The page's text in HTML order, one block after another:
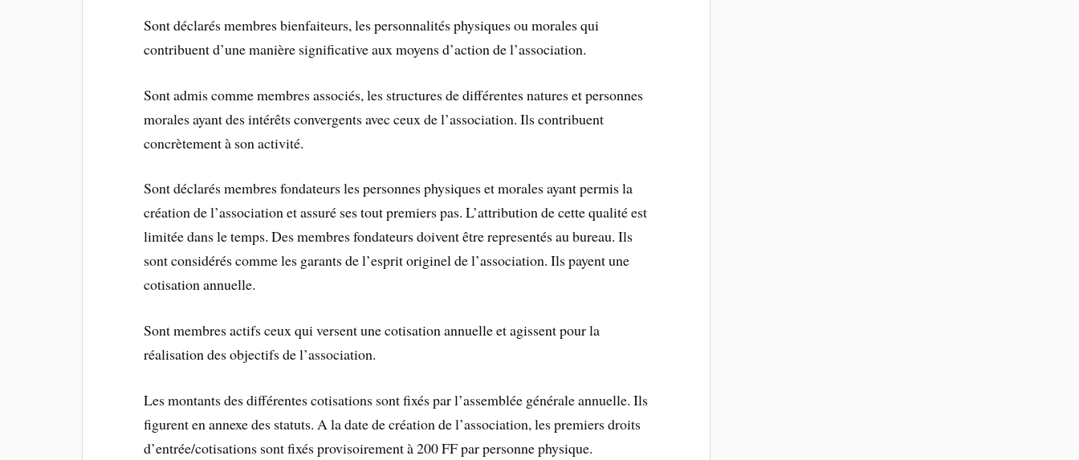
Sont déclarés membres bienfaiteurs, les personnalités physiques ou morales qui
contribuent d’une manière significative aux moyens d’action de l’association.
Sont admis comme membres associés, les structures de différentes natures et personnes
morales ayant des intérêts convergents avec ceux de l’association. Ils contribuent
concrètement à son activité.
Sont déclarés membres fondateurs les personnes physiques et morales ayant permis la
création de l’association et assuré ses tout premiers pas. L’attribution de cette qualité est
limitée dans le temps. Des membres fondateurs doivent être representés au bureau. Ils
sont considérés comme les garants de l’esprit originel de l’association. Ils payent une
cotisation annuelle.
Sont membres actifs ceux qui versent une cotisation annuelle et agissent pour la
réalisation des objectifs de l’association.
Les montants des différentes cotisations sont fixés par l’assemblée générale annuelle. Ils
figurent en annexe des statuts. A la date de création de l’association, les premiers droits
d’entrée/cotisations sont fixés provisoirement à 200 FF par personne physique.